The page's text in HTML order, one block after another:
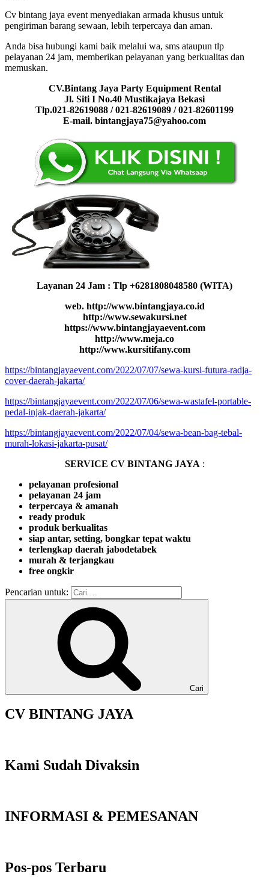
Cv bintang jaya event menyediakan armada khusus untuk
pengiriman barang sewaan, lebih terpercaya dan aman.
Anda bisa hubungi kami baik melalui wa, sms ataupun tlp
pelayanan 24 jam, memberikan pelayanan yang berkualitas dan
memuskan.
CV.Bintang Jaya Party Equipment Rental
Jl. Siti I No.40 Mustikajaya Bekasi
Tlp.021-82619088 / 021-82619089 / 021-82601199
E-mail. bintangjaya75@yahoo.com
Layanan 24 Jam : Tlp +6281808048580 (WITA)
web. http://www.bintangjaya.co.id
http://www.sewakursi.net
https://www.bintangjayaevent.com
http://www.meja.co
http://www.kursitifany.com
https://bintangjayaevent.com/2022/07/07/sewa-kursi-futura-radja-
cover-daerah-jakarta/
https://bintangjayaevent.com/2022/07/06/sewa-wastafel-portable-
pedal-injak-daerah-jakarta/
https://bintangjayaevent.com/2022/07/04/sewa-bean-bag-tebal-
murah-lokasi-jakarta-pusat/
SERVICE CV BINTANG JAYA :
pelayanan profesional
pelayanan 24 jam
terpercaya & amanah
ready produk
produk berkualitas
siap antar, setting, bongkar tepat waktu
terlengkap daerah jabodetabek
murah & terjangkau
free ongkir
Pencarian untuk:
Cari
CV BINTANG JAYA
Kami Sudah Divaksin
INFORMASI & PEMESANAN
Pos-pos Terbaru